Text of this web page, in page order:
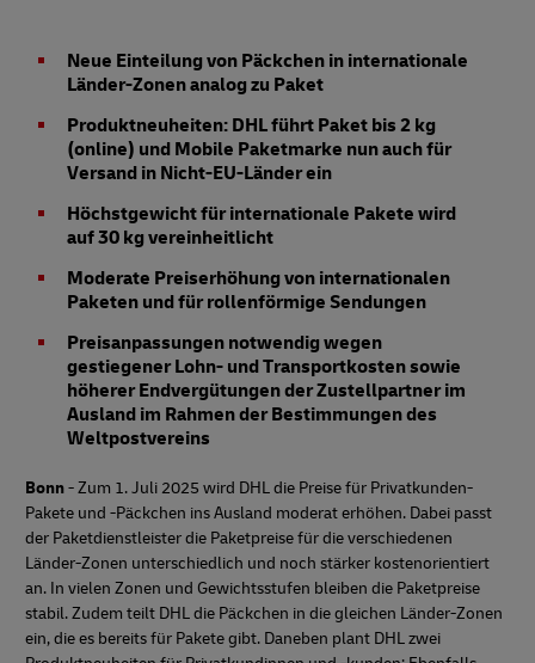
Neue Einteilung von Päckchen in internationale
Länder-Zonen analog zu Paket
Produktneuheiten: DHL führt Paket bis 2 kg
(online) und Mobile Paketmarke nun auch für
Versand in Nicht-EU-Länder ein
Höchstgewicht für internationale Pakete wird
auf 30 kg vereinheitlicht
Moderate Preiserhöhung von internationalen
Paketen und für rollenförmige Sendungen
Preisanpassungen notwendig wegen
gestiegener Lohn- und Transportkosten sowie
höherer Endvergütungen der Zustellpartner im
Ausland im Rahmen der Bestimmungen des
Weltpostvereins
Bonn- Zum 1. Juli 2025 wird DHL die Preise für Privatkunden-
Pakete und -Päckchen ins Ausland moderat erhöhen. Dabei passt
der Paketdienstleister die Paketpreise für die verschiedenen
Länder-Zonen unterschiedlich und noch stärker kostenorientiert
an. In vielen Zonen und Gewichtsstufen bleiben die Paketpreise
stabil. Zudem teilt DHL die Päckchen in die gleichen Länder-Zonen
ein, die es bereits für Pakete gibt. Daneben plant DHL zwei